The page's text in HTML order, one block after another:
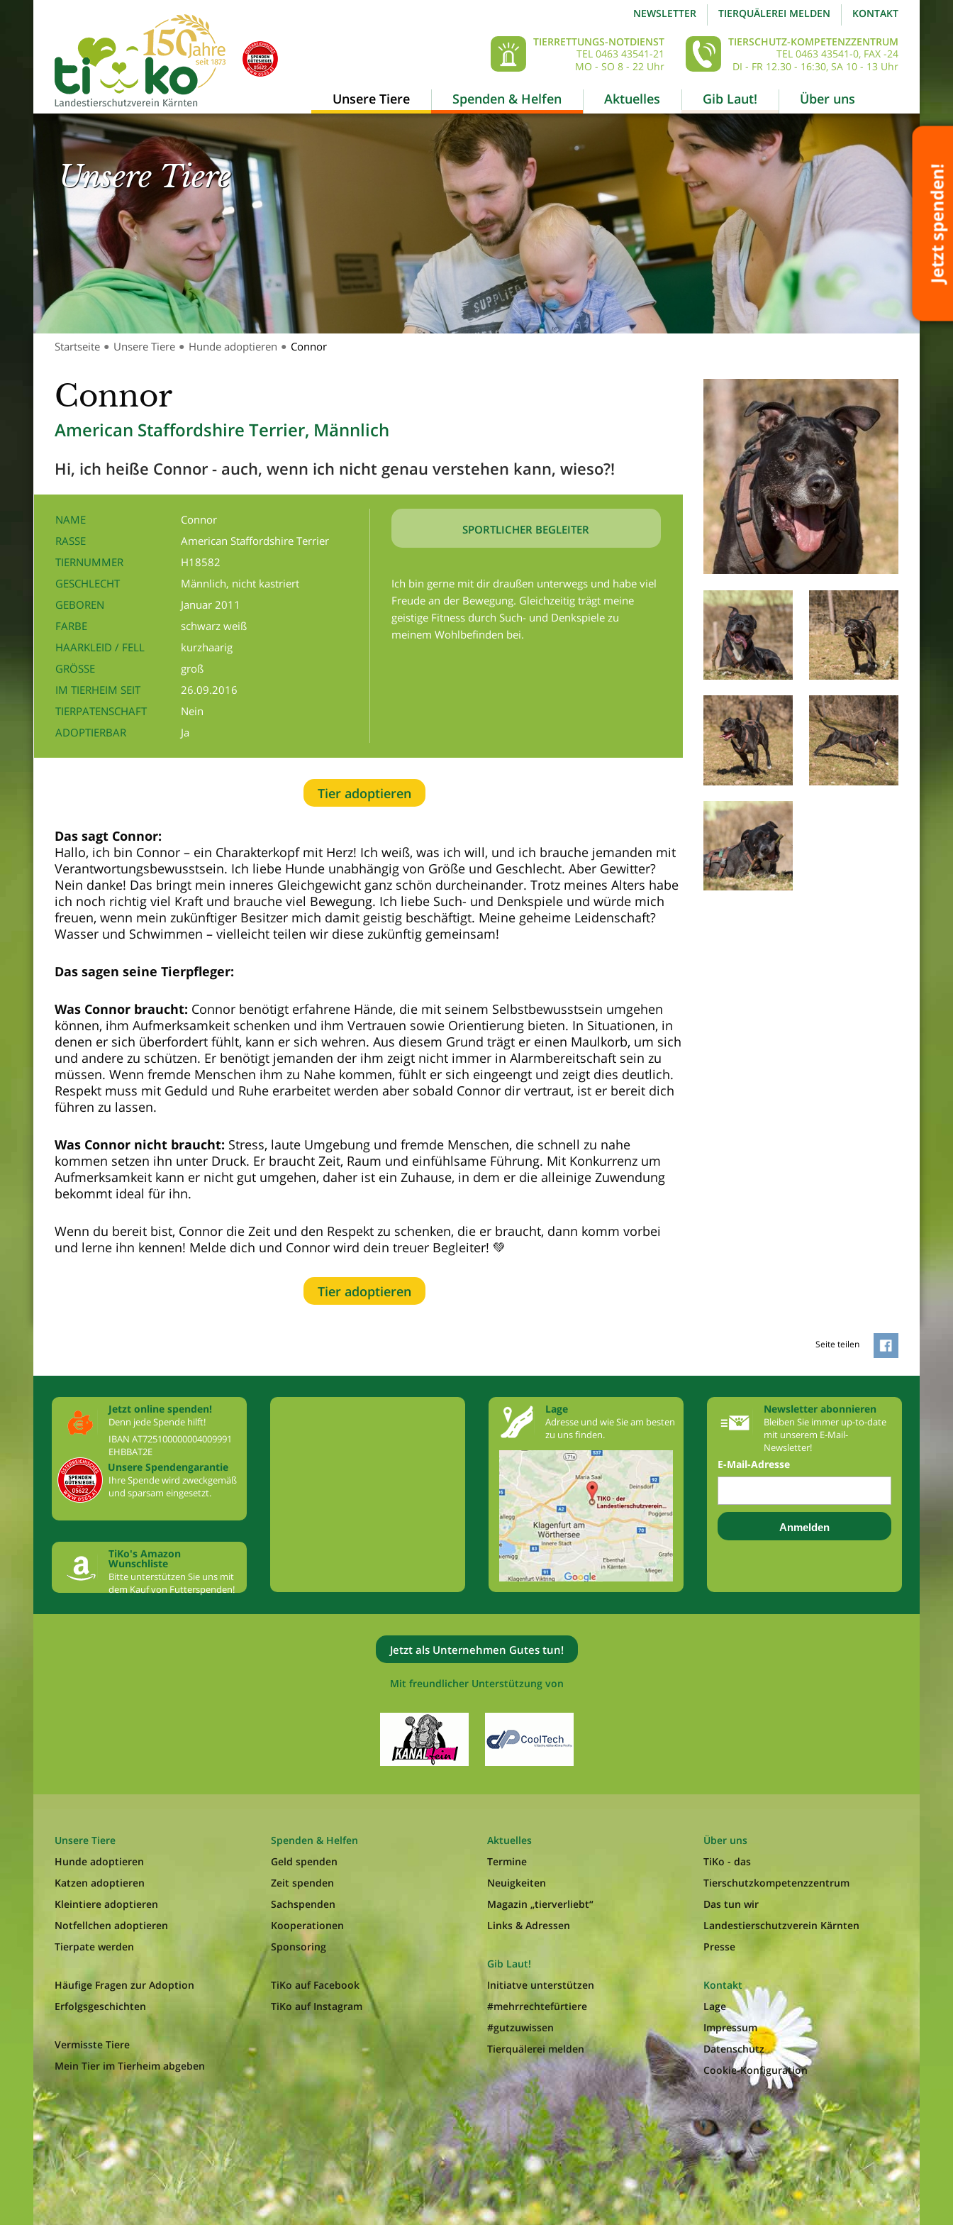
Jetzt spenden!
KONTAKT
TIERQUÄLEREI MELDEN
NEWSLETTER
TIERSCHUTZ-KOMPETENZZENTRUM
TEL 0463 43541-0, FAX -24
DI - FR 12.30 - 16:30, SA 10 - 13 Uhr
TIERRETTUNGS-NOTDIENST
TEL 0463 43541-21
MO - SO 8 - 22 Uhr
Unsere Tiere Spenden & Helfen Aktuelles Gib Laut! Über uns
Unsere Tiere_Slider 350 © Tine Steinthaler
Unsere Tiere
Startseite ● Unsere Tiere ● Hunde adoptieren ● Connor
Connor
American Staffordshire Terrier, Männlich
Hi, ich heiße Connor - auch, wenn ich nicht genau verstehen kann, wieso?!
NAME
Connor
RASSE
American Staffordshire Terrier
TIERNUMMER
H18582
GESCHLECHT
Männlich, nicht kastriert
GEBOREN
Januar 2011
FARBE
schwarz weiß
HAARKLEID / FELL
kurzhaarig
GRÖSSE
groß
IM TIERHEIM SEIT
26.09.2016
TIERPATENSCHAFT
Nein
ADOPTIERBAR
Ja
SPORTLICHER BEGLEITER
Ich bin gerne mit dir draußen unterwegs und habe viel
Freude an der Bewegung. Gleichzeitig trägt meine
geistige Fitness durch Such- und Denkspiele zu
meinem Wohlbefinden bei.
Tier adoptieren
Das sagt Connor:
Hallo, ich bin Connor – ein Charakterkopf mit Herz! Ich weiß, was ich will, und ich brauche jemanden mit
Verantwortungsbewusstsein. Ich liebe Hunde unabhängig von Größe und Geschlecht. Aber Gewitter?
Nein danke! Das bringt mein inneres Gleichgewicht ganz schön durcheinander. Trotz meines Alters habe
ich noch richtig viel Kraft und brauche viel Bewegung. Ich liebe Such- und Denkspiele und würde mich
freuen, wenn mein zukünftiger Besitzer mich damit geistig beschäftigt. Meine geheime Leidenschaft?
Wasser und Schwimmen – vielleicht teilen wir diese zukünftig gemeinsam!
Das sagen seine Tierpfleger:
Was Connor braucht: Connor benötigt erfahrene Hände, die mit seinem Selbstbewusstsein umgehen
können, ihm Aufmerksamkeit schenken und ihm Vertrauen sowie Orientierung bieten. In Situationen, in
denen er sich überfordert fühlt, kann er sich wehren. Aus diesem Grund trägt er einen Maulkorb, um sich
und andere zu schützen. Er benötigt jemanden der ihm zeigt nicht immer in Alarmbereitschaft sein zu
müssen. Wenn fremde Menschen ihm zu Nahe kommen, fühlt er sich eingeengt und zeigt dies deutlich.
Respekt muss mit Geduld und Ruhe erarbeitet werden aber sobald Connor dir vertraut, ist er bereit dich
führen zu lassen.
Was Connor nicht braucht: Stress, laute Umgebung und fremde Menschen, die schnell zu nahe
kommen setzen ihn unter Druck. Er braucht Zeit, Raum und einfühlsame Führung. Mit Konkurrenz um
Aufmerksamkeit kann er nicht gut umgehen, daher ist ein Zuhause, in dem er die alleinige Zuwendung
bekommt ideal für ihn.
Wenn du bereit bist, Connor die Zeit und den Respekt zu schenken, die er braucht, dann komm vorbei
und lerne ihn kennen! Melde dich und Connor wird dein treuer Begleiter! 💚
Tier adoptieren
Seite teilen
Jetzt online spenden!
Denn jede Spende hilft!
IBAN AT725100000004009991
EHBBAT2E
Unsere Spendengarantie
Ihre Spende wird zweckgemäß
und sparsam eingesetzt.
TiKo's Amazon
Wunschliste
Bitte unterstützen Sie uns mit
dem Kauf von Futterspenden!
Lage
Adresse und wie Sie am besten
zu uns finden.
Newsletter abonnieren
Bleiben Sie immer up-to-date
mit unserem E-Mail-
Newsletter!
E-Mail-Adresse
Jetzt als Unternehmen Gutes tun!
Mit freundlicher Unterstützung von
Unsere Tiere
Hunde adoptieren
Katzen adoptieren
Kleintiere adoptieren
Notfellchen adoptieren
Tierpate werden
Häufige Fragen zur Adoption
Erfolgsgeschichten
Vermisste Tiere
Mein Tier im Tierheim abgeben
Spenden & Helfen
Geld spenden
Zeit spenden
Sachspenden
Kooperationen
Sponsoring
TiKo auf Facebook
TiKo auf Instagram
Aktuelles
Termine
Neuigkeiten
Magazin „tierverliebt“
Links & Adressen
Gib Laut!
Initiatve unterstützen
#mehrrechtefürtiere
#gutzuwissen
Tierquälerei melden
Über uns
TiKo - das
Tierschutzkompetenzzentrum
Das tun wir
Landestierschutzverein Kärnten
Presse
Kontakt
Lage
Impressum
Datenschutz
Cookie-Konfiguration